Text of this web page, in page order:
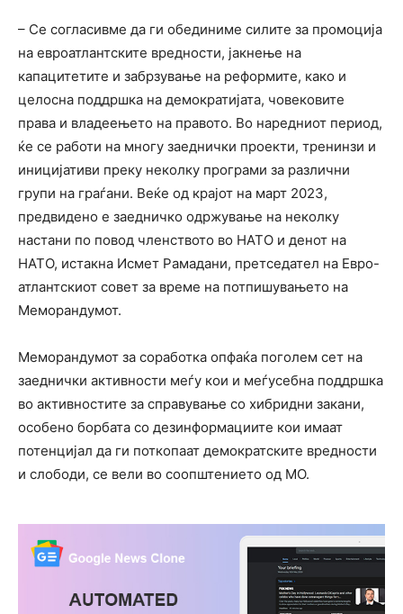
– Се согласивме да ги обединиме силите за промоција
на евроатлантските вредности, јакнење на
капацитетите и забрзување на реформите, како и
целосна поддршка на демократијата, човековите
права и владеењето на правото. Во наредниот период,
ќе се работи на многу заеднички проекти, тренинзи и
иницијативи преку неколку програми за различни
групи на граѓани. Веќе од крајот на март 2023,
предвидено е заедничко одржување на неколку
настани по повод членството во НАТО и денот на
НАТО, истакна Исмет Рамадани, претседател на Евро-
атлантскиот совет за време на потпишувањето на
Меморандумот.
Меморандумот за соработка опфаќа поголем сет на
заеднички активности меѓу кои и меѓусебна поддршка
во активностите за справување со хибридни закани,
особено борбата со дезинформациите кои имаат
потенцијал да ги поткопаат демократските вредности
и слободи, се вели во соопштението од МО.